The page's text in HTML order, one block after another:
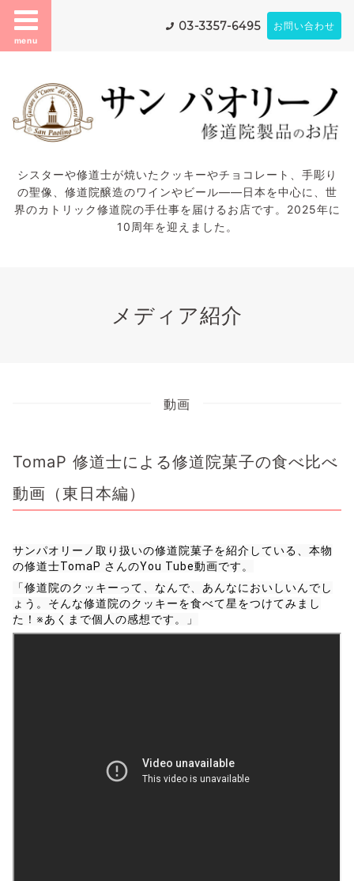
menu
03-3357-6495 お問い合わせ
シスターや修道士が焼いたクッキーやチョコレート、手彫り
の聖像、修道院醸造のワインやビール——日本を中心に、世
界のカトリック修道院の手仕事を届けるお店です。2025年に
10周年を迎えました。
メディア紹介
動画
TomaP 修道士による修道院菓子の食べ比べ
動画（東日本編）
サンパオリーノ取り扱いの修道院菓子を紹介している、本物
の修道士TomaP さんのYou Tube動画です。
「修道院のクッキーって、なんで、あんなにおいしいんでし
ょう。そんな修道院のクッキーを食べて星をつけてみまし
た！※あくまで個人の感想です。」